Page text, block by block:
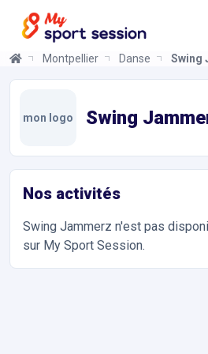
Montpellier Danse Swing
mon logo Swing
Nos activités
Swing Jammerz n'est pas
sur My Sport Session.